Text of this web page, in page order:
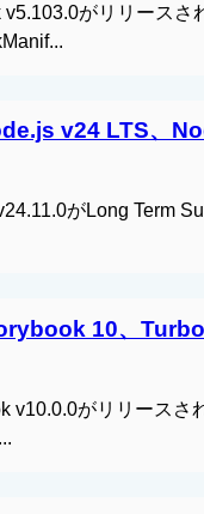
がリリース
v24 LTS、
がLong Term
10、
v10.0.0がリリース